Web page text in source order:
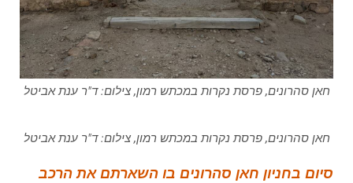
חאן סהרונים, פרסת נקרות במכתש רמון, צילום: ד"ר ענת אביטל
חאן סהרונים, פרסת נקרות במכתש רמון, צילום: ד"ר ענת אביטל
סיום בחניון חאן סהרונים בו השארתם את הרכב